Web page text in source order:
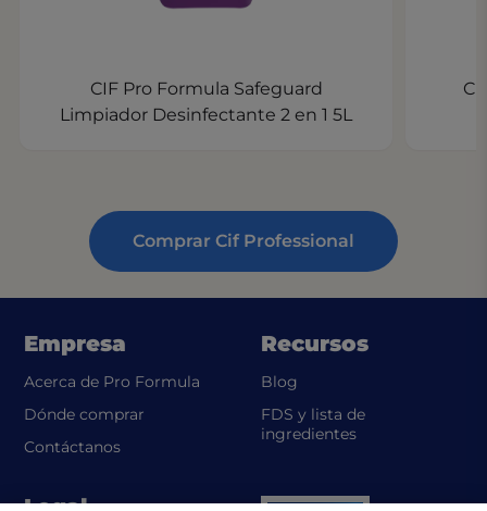
CIF Pro Formula Safeguard
Limpiador Desinfectante 2 en 1 5L
Comprar Cif Professional
Empresa
Acerca de Pro Formula
Dónde comprar
Contáctanos
Recursos
Blog
FDS y lista de
ingredientes(opens in a new